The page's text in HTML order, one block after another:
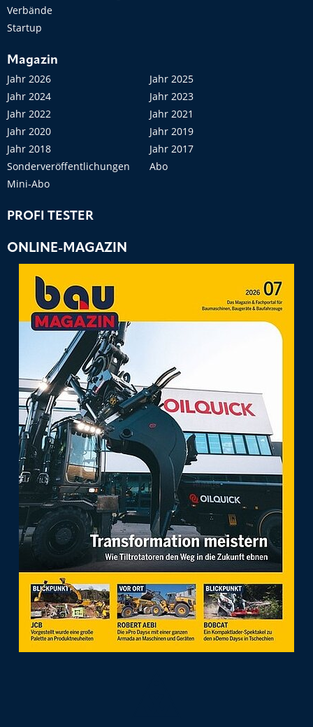
Verbände
Startup
Magazin
Jahr 2026
Jahr 2025
Jahr 2024
Jahr 2023
Jahr 2022
Jahr 2021
Jahr 2020
Jahr 2019
Jahr 2018
Jahr 2017
Sonderveröffentlichungen
Abo
Mini-Abo
PROFI TESTER
ONLINE-MAGAZIN